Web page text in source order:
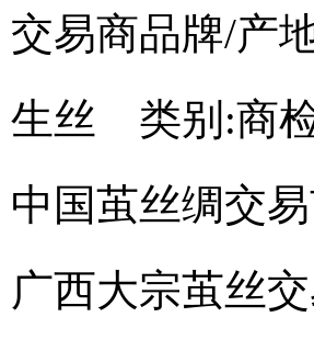
交易商品牌/产
生丝 类别:商检
中国茧丝绸交
广西大宗茧丝